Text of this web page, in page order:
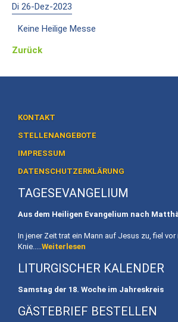
Veranstaltungen
Termine
Initiativen
Referenten
Familien
Kinder
willkommen
Di 26-Dez-2023
Keine Heilige Messe
Zurück
KONTAKT
STELLENANGEBOTE
IMPRESSUM
DATENSCHUTZERKLÄRUNG
TAGESEVANGELIUM
Aus dem Heiligen Evangelium nach
In jener Zeit trat ein Mann auf Jesus zu, fiel
Knie..... Weiterlesen
LITURGISCHER KALENDER
Samstag der 18. Woche im Jahreskreis
GÄSTEBRIEF BESTELLEN